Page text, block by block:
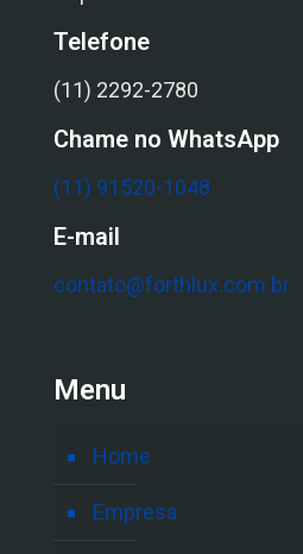
Telefone
(11) 2292-2780
Chame no WhatsApp
(11) 91520-1048
E-mail
contato@forthlux.com.br
Menu
Home
Empresa